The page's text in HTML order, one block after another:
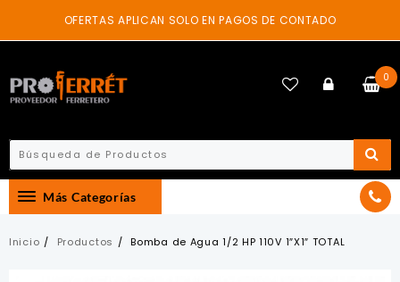
content
OFERTAS APLICAN SOLO EN PAGOS DE CONTADO
0
Más Categorías
Inicio Productos Bomba de Agua 1/2 HP 110V 1″X1″ TOTAL